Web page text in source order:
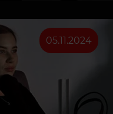
05.11.2024